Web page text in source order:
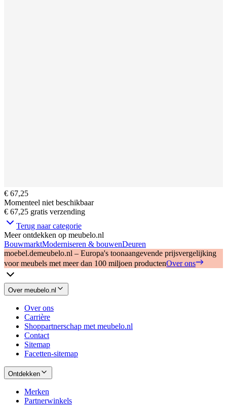
€ 67,25
Momenteel niet beschikbaar
€ 67,25 gratis verzending
Terug naar categorie
Meer ontdekken op meubelo.nl
BouwmarktModerniseren & bouwenDeuren
moebel.demeubelo.nl – Europa's toonaangevende prijsvergelijking
voor meubels met meer dan 100 miljoen productenOver ons
Over meubelo.nl
Over ons
Carrière
Shoppartnerschap met meubelo.nl
Contact
Sitemap
Facetten-sitemap
Ontdekken
Merken
Partnerwinkels